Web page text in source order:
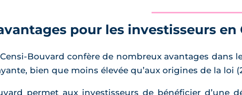
pour les investisseurs en
Bouvard confère de nombreux avantages dans
bien que moins élevée qu’aux origines de la loi
permet aux investisseurs de bénéficier d’une